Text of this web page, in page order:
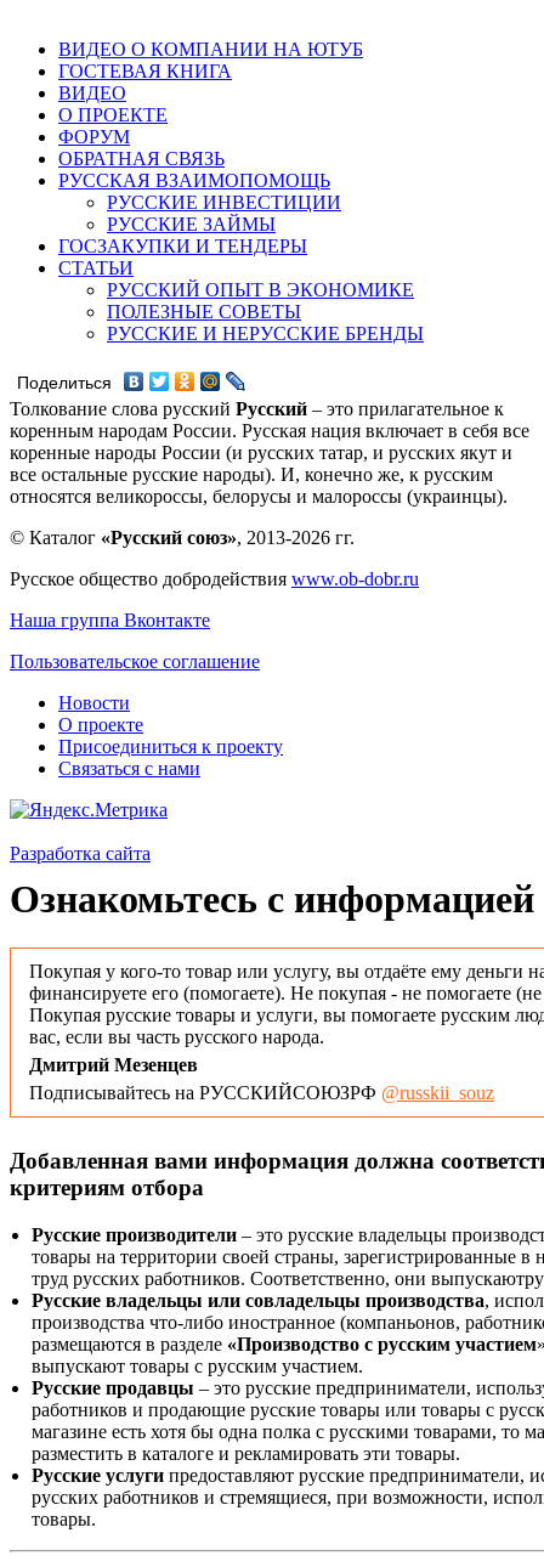
ВИДЕО О КОМПАНИИ НА ЮТУБ
ГОСТЕВАЯ КНИГА
ВИДЕО
О ПРОЕКТЕ
ФОРУМ
ОБРАТНАЯ СВЯЗЬ
РУССКАЯ ВЗАИМОПОМОЩЬ
РУССКИЕ ИНВЕСТИЦИИ
РУССКИЕ ЗАЙМЫ
ГОСЗАКУПКИ И ТЕНДЕРЫ
СТАТЬИ
РУССКИЙ ОПЫТ В ЭКОНОМИКЕ
ПОЛЕЗНЫЕ СОВЕТЫ
РУССКИЕ И НЕРУССКИЕ БРЕНДЫ
Поделиться
Толкование слова русский Русский – это прилагательное к
коренным народам России. Русская нация включает в себя все
коренные народы России (и русских татар, и русских якут и
все остальные русские народы). И, конечно же, к русским
относятся великороссы, белорусы и малороссы (украинцы).
© Каталог «Русский союз», 2013-2026 гг.
Русское общество добродействия www.ob-dobr.ru
Наша группа Вконтакте
Пользовательское соглашение
Новости
О проекте
Присоединиться к проекту
Связаться с нами
Разработка сайта
Ознакомьтесь с информацией
Покупая у кого-то товар или услугу, вы отдаёте ему деньги
финансируете его (помогаете). Не покупая - не помогаете
Покупая русские товары и услуги, вы помогаете русским
вас, если вы часть русского народа.
Дмитрий Мезенцев
Подписывайтесь на РУССКИЙСОЮЗРФ @russkii_souz
Добавленная вами информация должна
критериям отбора
Русские производители – это русские владельцы
товары на территории своей страны, зарегистрированные
труд русских работников. Соответственно, они
Русские владельцы или совладельцы производства,
производства что-либо иностранное (компаньонов,
размещаются в разделе «Производство с русским участием
выпускают товары с русским участием.
Русские продавцы – это русские предприниматели,
работников и продающие русские товары или товары с
магазине есть хотя бы одна полка с русскими товарами, то
разместить в каталоге и рекламировать эти товары.
Русские услуги предоставляют русские предприниматели,
русских работников и стремящиеся, при возможности,
товары.